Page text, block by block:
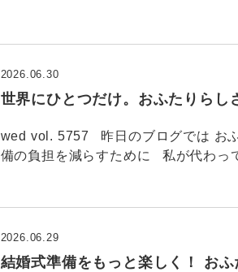
世界にひとつだけ。おふたりらし
2026.06.30
wed vol. 5757 昨日のブログでは お
備の負担を減らすために 私が代わっ
結婚式準備をもっと楽しく！ お
2026.06.29